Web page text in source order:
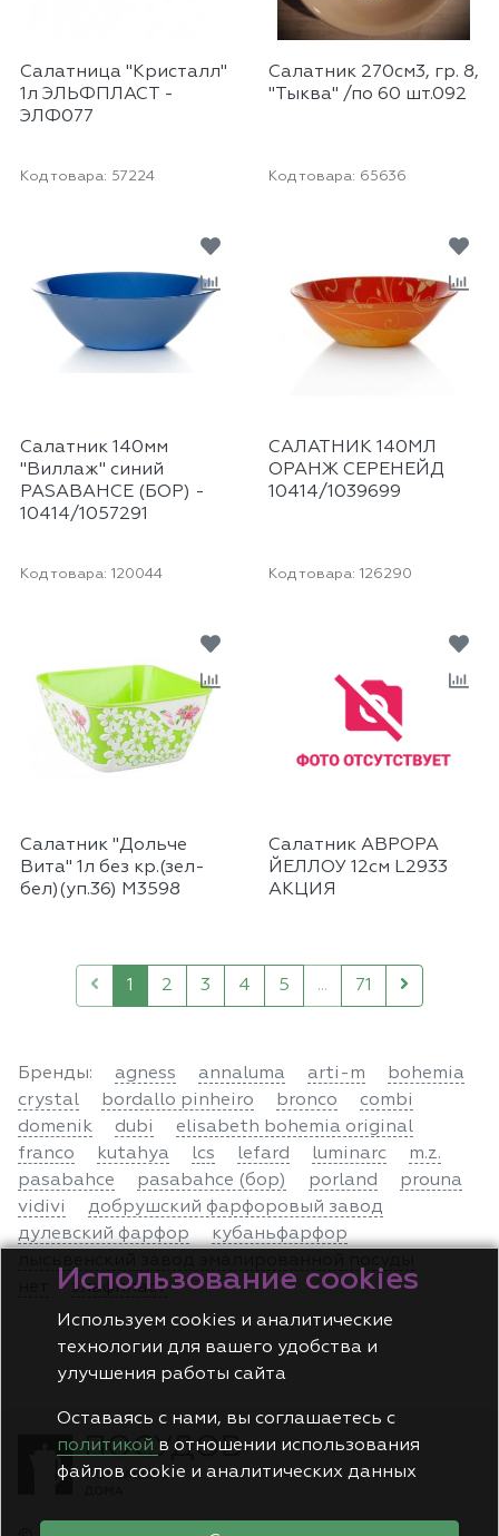
Салатница "Кристалл"
1л ЭЛЬФПЛАСТ -
ЭЛФ077
Салатник 270см3, гр. 8,
"Тыква" /по 60 шт.092
Код товара: 57224
Салатник 140мм
"Виллаж" синий
PASABAHCE (БОР) -
10414/1057291
Код товара: 65636
САЛАТНИК 140МЛ
ОРАНЖ СЕРЕНЕЙД
10414/1039699
Код товара: 120044
Салатник "Дольче
Вита" 1л без кр.(зел-
бел)(уп.36) М3598
Код товара: 126290
Салатник АВРОРА
ЙЕЛЛОУ 12см L2933
АКЦИЯ
1 2 3 4 5 ... 71
Бренды: agness annaluma arti-m
bohemia
crystal
bordallo pinheiro bronco
combi
domenik
dubi
elisabeth bohemia original
franco
kutahya lcs lefard luminarc
m.z.
pasabahce
pasabahce (бор) porland
prouna
vidivi
добрушский фарфоровый завод
дулевский фарфор
кубаньфарфор
эльфпласт
Использование cookies
Используем cookies и аналитические
технологии для вашего удобства и
улучшения работы сайта
Оставаясь с нами, вы соглашаетесь с
политикой в отношении использования
файлов cookie и аналитических данных